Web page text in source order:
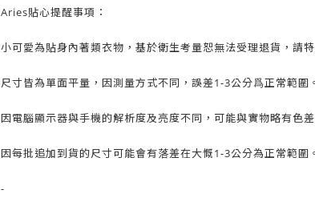
Aries貼心提醒事項：
小可愛為貼身內著類衣物，基於衛生考量恕無法受理退貨，請
尺寸皆為單面平量，因測量方式不同，誤差1-3公分爲正常範圍。
因電腦顯示器與手機的解析度及亮度不同，可能與實物略有色差
因每批追加到貨的尺寸可能會有落差在大慨1-3公分為正常範圍。
-